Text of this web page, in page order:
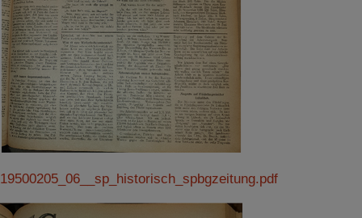
19500205_06__sp_historisch_spbgzeitung.pdf